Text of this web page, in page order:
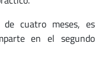
cuatro meses, es
en el segundo